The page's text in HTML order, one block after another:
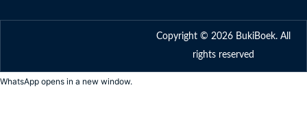
f
m
Copyright © 2026 BukiBoek. All
rights reserved
WhatsApp opens in a new window.